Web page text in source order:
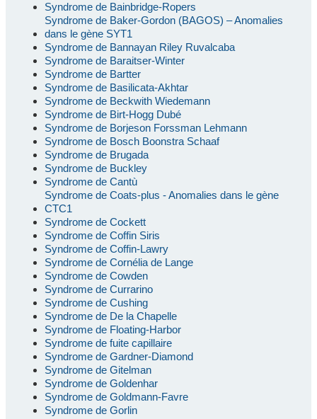
Syndrome de Bainbridge-Ropers
Syndrome de Baker-Gordon (BAGOS) – Anomalies
dans le gène SYT1
Syndrome de Bannayan Riley Ruvalcaba
Syndrome de Baraitser-Winter
Syndrome de Bartter
Syndrome de Basilicata-Akhtar
Syndrome de Beckwith Wiedemann
Syndrome de Birt-Hogg Dubé
Syndrome de Borjeson Forssman Lehmann
Syndrome de Bosch Boonstra Schaaf
Syndrome de Brugada
Syndrome de Buckley
Syndrome de Cantù
Syndrome de Coats-plus - Anomalies dans le gène
CTC1
Syndrome de Cockett
Syndrome de Coffin Siris
Syndrome de Coffin-Lawry
Syndrome de Cornélia de Lange
Syndrome de Cowden
Syndrome de Currarino
Syndrome de Cushing
Syndrome de De la Chapelle
Syndrome de Floating-Harbor
Syndrome de fuite capillaire
Syndrome de Gardner-Diamond
Syndrome de Gitelman
Syndrome de Goldenhar
Syndrome de Goldmann-Favre
Syndrome de Gorlin